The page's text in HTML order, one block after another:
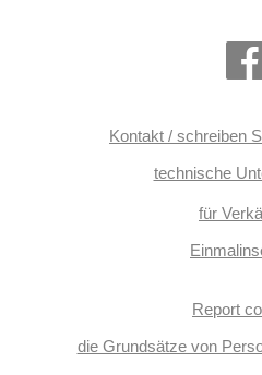
Kontakt / schreiben
technische
für
Report
die Grundsätze von